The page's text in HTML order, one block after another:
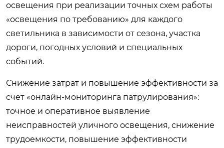
освещения при реализации точных схем работы
«освещения по требованию» для каждого
светильника в зависимости от сезона, участка
дороги, погодных условий и специальных
событий.
Снижение затрат и повышение эффективности за
счет «онлайн-мониторинга патрулирования»:
точное и оперативное выявление
неисправностей уличного освещения, снижение
трудоемкости, повышение эффективности